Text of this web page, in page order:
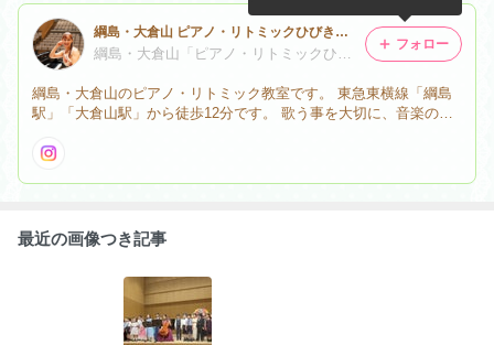
綱島・大倉山 ピアノ・リトミックひびき 〜0歳からシニアまでいきいき輝ける教室〜
綱島・大倉山「ピアノ・リトミックひびき」 〜丁寧な指導で子どもからシニアまでいきいき輝ける教室〜
綱島・大倉山のピアノ・リトミック教室です。 東急東横線「綱島
駅」「大倉山駅」から徒歩12分です。 歌う事を大切に、音楽の基
制、ピアノ教室は3歳から大人の方まで指導しております。
フォロー
最近の画像つき記事